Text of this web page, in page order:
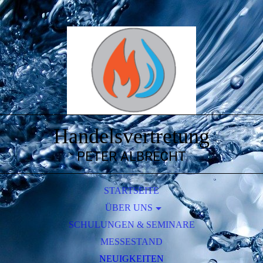
Handelsvertretung
PETER ALBRECHT
STARTSEITE
ÜBER UNS
ERÖFFNUNG NEUER FIRMENSITZ MIT AUSSTELLUNG
SCHULUNGEN & SEMINARE
MESSESTAND
NEUIGKEITEN